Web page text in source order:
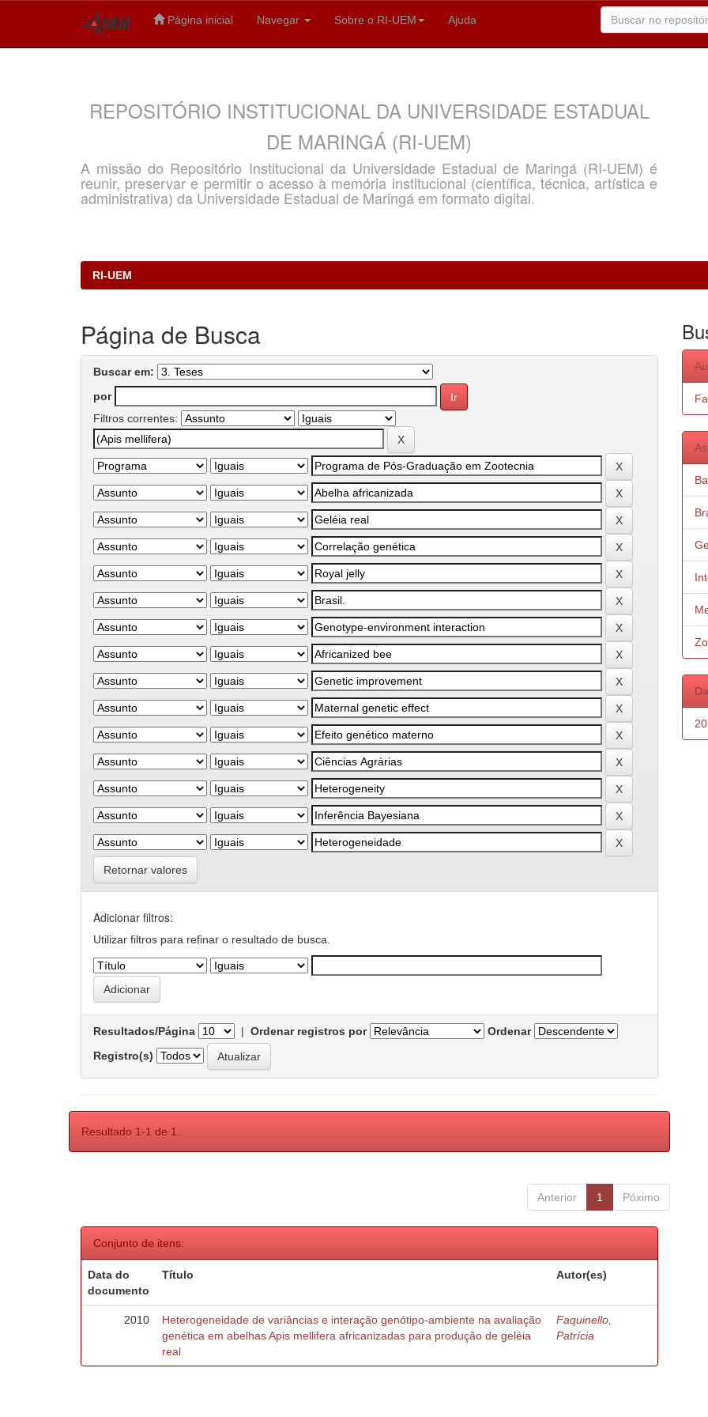
Página inicial Navegar Sobre o RI-UEM Ajuda
REPOSITÓRIO INSTITUCIONAL DA UNIVERSIDADE ESTADUAL
DE MARINGÁ (RI-UEM)
A missão do Repositório Institucional da Universidade Estadual de Maringá (RI-UEM) é
reunir, preservar e permitir o acesso à memória institucional (científica, técnica, artística e
administrativa) da Universidade Estadual de Maringá em formato digital.
RI-UEM
Página de Busca
Buscar em:
por
Filtros correntes:
Retornar valores
Adicionar filtros:
Utilizar filtros para refinar o resultado de busca.
Resultados/Página | Ordenar registros por
Ordenar
Registro(s)
Resultado 1-1 de 1.
Anterior 1 Póximo
Conjunto de itens:
Data do
documento
Título Autor(es)
2010
Heterogeneidade de variâncias e interação genótipo-ambiente na avaliação
genética em abelhas Apis mellifera africanizadas para produção de geléia
real
Faquinello,
Patrícia